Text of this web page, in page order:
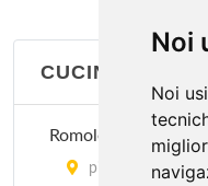
Noi
Noi
CUCINA LAZIALE
Romoletto
piazza della